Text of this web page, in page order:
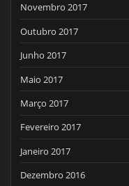
Novembro 2017
Outubro 2017
Junho 2017
Maio 2017
Março 2017
Fevereiro 2017
Janeiro 2017
Dezembro 2016